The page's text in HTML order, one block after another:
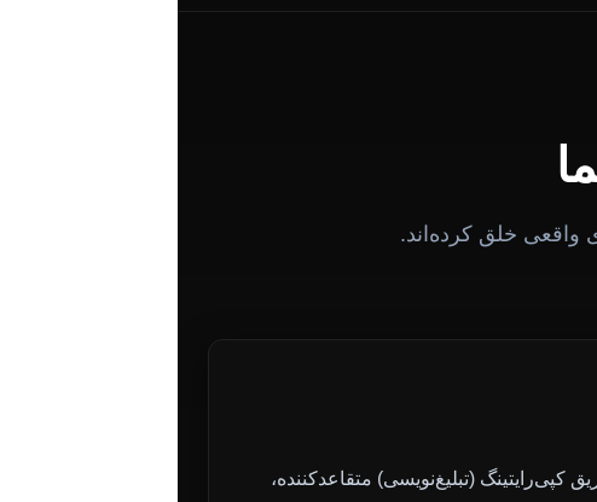
واقعی خلق کرده‌اند.
کپی‌رایتینگ (تبلیغ‌نویسی) متقاعدکننده،